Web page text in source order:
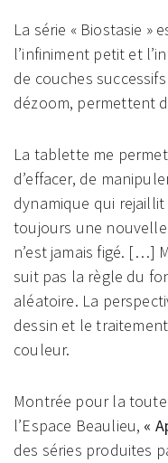
La série « Biostasie »
l’infiniment petit et
de couches
dézoom, permettent
La tablette me
d’effacer, de
dynamique qui
toujours une
n’est jamais figé. […]
suit pas la règle du
aléatoire. La
dessin et le
couleur.
Montrée pour la
l’Espace Beaulieu, «
des séries produites